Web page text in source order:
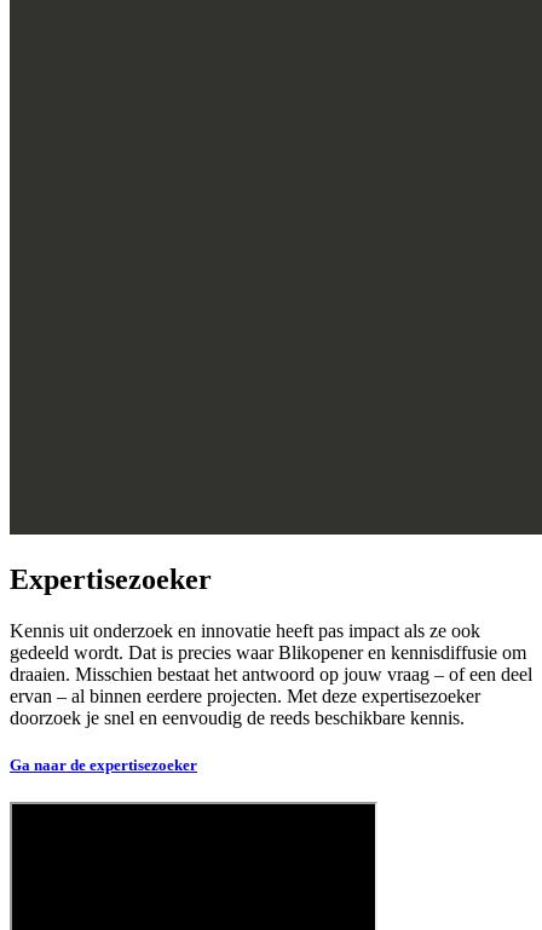
Expertisezoeker
Kennis uit onderzoek en innovatie heeft pas impact als ze ook
gedeeld wordt. Dat is precies waar Blikopener en kennisdiffusie om
draaien. Misschien bestaat het antwoord op jouw vraag – of een deel
ervan – al binnen eerdere projecten. Met deze expertisezoeker
doorzoek je snel en eenvoudig de reeds beschikbare kennis.
Ga naar de expertisezoeker